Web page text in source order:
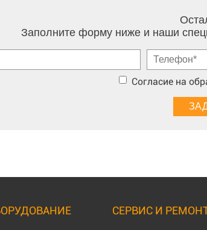
Заполните форму ниже и наши
Согласие на
СЕРВИС И